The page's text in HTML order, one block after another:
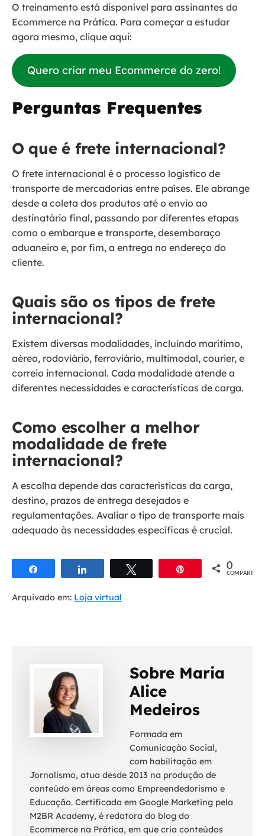
O treinamento está disponível para assinantes do
Ecommerce na Prática. Para começar a estudar
agora mesmo, clique aqui:
Quero criar meu Ecommerce do zero!
Perguntas Frequentes
O que é frete internacional?
O frete internacional é o processo logístico de
transporte de mercadorias entre países. Ele abrange
desde a coleta dos produtos até o envio ao
destinatário final, passando por diferentes etapas
como o embarque e transporte, desembaraço
aduaneiro e, por fim, a entrega no endereço do
cliente.
Quais são os tipos de frete
internacional?
Existem diversas modalidades, incluindo marítimo,
aéreo, rodoviário, ferroviário, multimodal, courier, e
correio internacional. Cada modalidade atende a
diferentes necessidades e características de carga.
Como escolher a melhor
modalidade de frete
internacional?
A escolha depende das características da carga,
destino, prazos de entrega desejados e
regulamentações. Avaliar o tipo de transporte mais
adequado às necessidades específicas é crucial.
Compartilhar Compartilhar 0
COMPART.
Arquivado em: Loja virtual
Sobre Maria
Alice
Medeiros
Formada em
Comunicação Social,
com habilitação em
Jornalismo, atua desde 2013 na produção de
conteúdo em áreas como Empreendedorismo e
Educação. Certificada em Google Marketing pela
M2BR Academy, é redatora do blog do
Ecommerce na Prática, em que cria conteúdos